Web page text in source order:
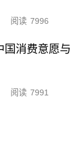
阅读 7996
国消费意愿与
阅读 7991